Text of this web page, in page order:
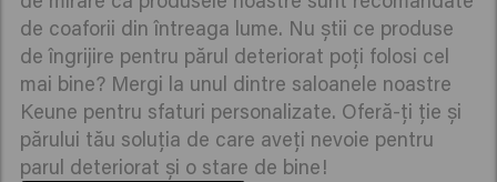
de coaforii din întreaga lume. Nu știi ce produse
de îngrijire pentru părul deteriorat poți folosi cel
mai bine? Mergi la unul dintre saloanele noastre
Keune pentru sfaturi personalizate. Oferă-ți ție și
părului tău soluția de care aveți nevoie pentru
parul deteriorat și o stare de bine!